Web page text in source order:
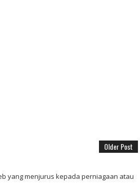
Older Post
yang menjurus kepada perniagaan atau